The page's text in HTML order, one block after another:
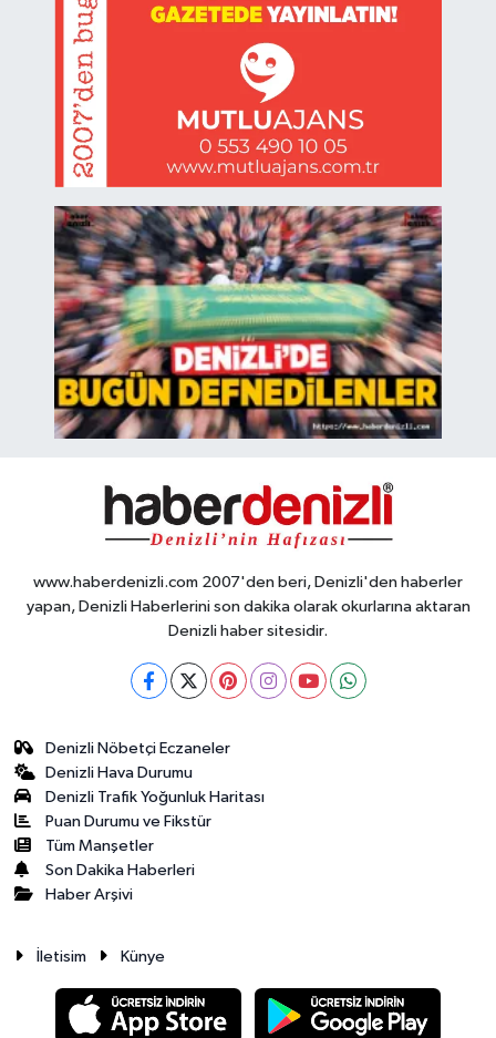
www.haberdenizli.com 2007'den beri, Denizli'den haberler
yapan, Denizli Haberlerini son dakika olarak okurlarına aktaran
Denizli haber sitesidir.
Denizli Nöbetçi Eczaneler
Denizli Hava Durumu
Denizli Trafik Yoğunluk Haritası
Puan Durumu ve Fikstür
Tüm Manşetler
Son Dakika Haberleri
Haber Arşivi
İletisim Künye